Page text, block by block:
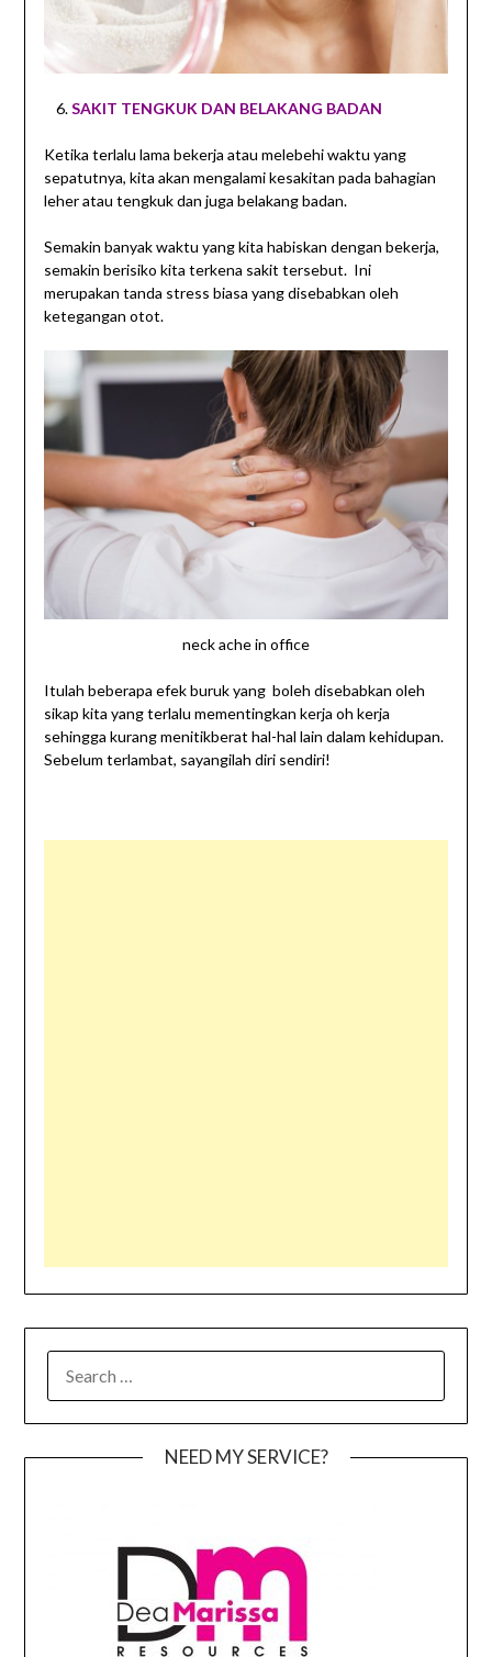
SAKIT TENGKUK DAN BELAKANG BADAN
Ketika terlalu lama bekerja atau melebehi waktu yang
sepatutnya, kita akan mengalami kesakitan pada bahagian
leher atau tengkuk dan juga belakang badan.
Semakin banyak waktu yang kita habiskan dengan bekerja,
semakin berisiko kita terkena sakit tersebut. Ini
merupakan tanda stress biasa yang disebabkan oleh
ketegangan otot.
neck ache in office
Itulah beberapa efek buruk yang boleh disebabkan oleh
sikap kita yang terlalu mementingkan kerja oh kerja
sehingga kurang menitikberat hal-hal lain dalam kehidupan.
Sebelum terlambat, sayangilah diri sendiri!
FOR:
NEED MY SERVICE?